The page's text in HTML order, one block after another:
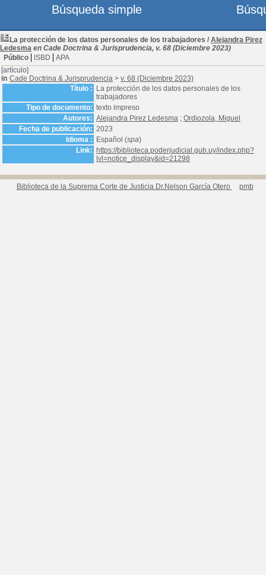
La protección de los datos personales de los trabajadores / Alejandra Pirez
Ledesma en Cade Doctrina & Jurisprudencia, v. 68 (Diciembre 2023)
Público
ISBD
APA
[artículo]
in Cade Doctrina & Jurisprudencia > v. 68 (Diciembre 2023)
Título :
La protección de los datos personales de los
trabajadores
Tipo de documento: texto impreso
Autores: Alejandra Pirez Ledesma ; Ordiozola, Miguel
Fecha de publicación: 2023
Idioma :
Español (spa)
Link:
https://biblioteca.poderjudicial.gub.uy/index.php?
lvl=notice_display&id=21298
Biblioteca de la Suprema Corte de Justicia Dr.Nelson García Otero pmb
Búsqueda simple